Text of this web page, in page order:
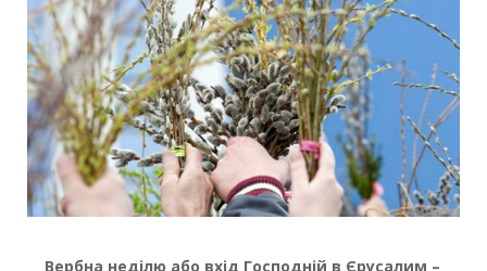
Вербна неділю або вхід Господній в Єрусалим –